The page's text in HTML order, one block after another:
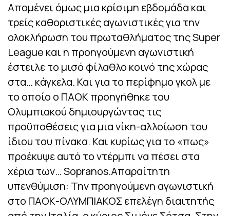
Απομένει όμως μια κρίσιμη εβδομάδα και
τρείς καθοριστικές αγωνιστικές για την
ολοκλήρωση του πρωταθλήματος της Super
League και η προηγούμενη αγωνιστική
έστειλε το μισό φίλαθλο κοινό της χώρας
στα… κάγκελα. Και για το περίφημο γκολ με
το οποίο ο ΠΑΟΚ προηγήθηκε του
Ολυμπιακού δημιουργώντας τις
προϋποθέσεις για μια νίκη-αλλοίωση του
ίδιου του πίνακα. Και κυρίως για το «πως»
προέκυψε αυτό το ντέρμπι να πέσει στα
χέρια των… Sopranos.Απαραίτητη
υπενθύμιση: Την προηγούμενη αγωνιστική
στο ΠΑΟΚ-ΟΛΥΜΠΙΑΚΟΣ επελέγη διαιτητής